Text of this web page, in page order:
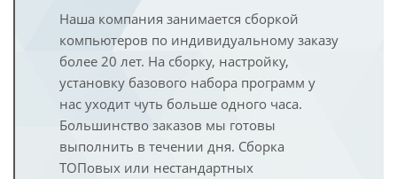
Наша компания занимается сборкой
компьютеров по индивидуальному заказу
более 20 лет. На сборку, настройку,
установку базового набора программ у
нас уходит чуть больше одного часа.
Большинство заказов мы готовы
выполнить в течении дня. Сборка
ТОПовых или нестандартных